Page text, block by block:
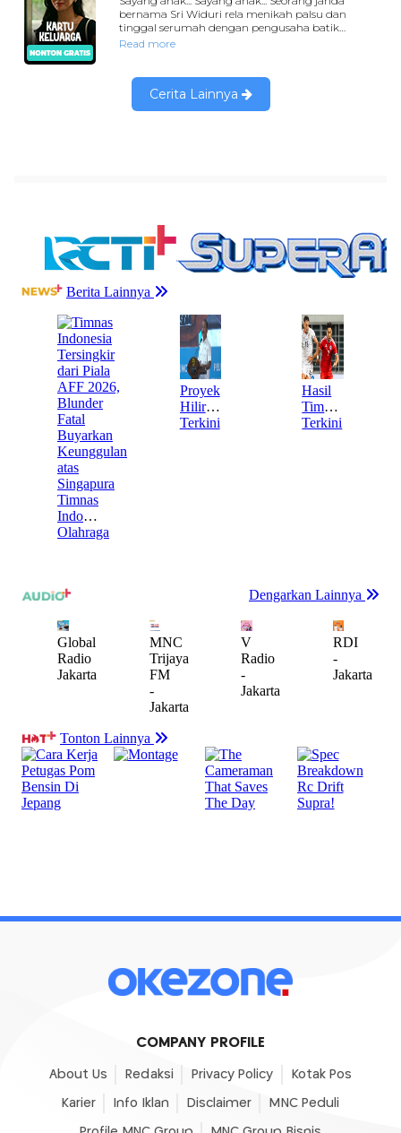
COMPANY PROFILE
About Us Redaksi Privacy Policy Kotak Pos
Karier Info Iklan Disclaimer MNC Peduli